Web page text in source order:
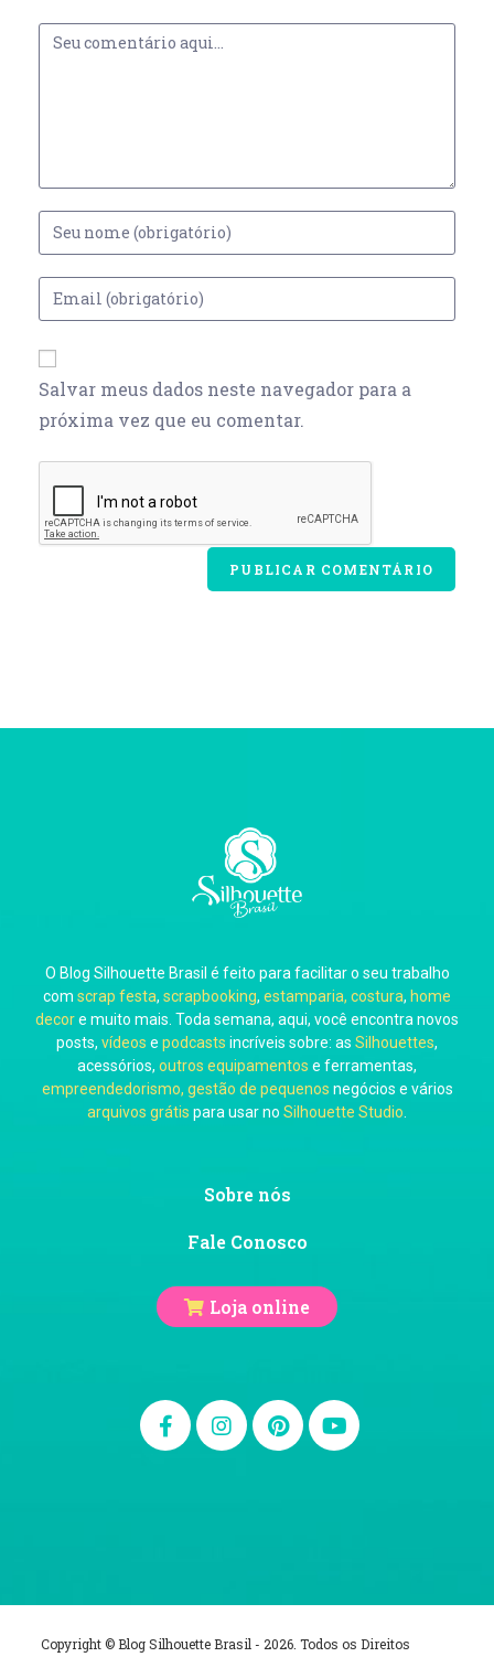
Salvar meus dados neste navegador para a
próxima vez que eu comentar.
O Blog Silhouette Brasil é feito para facilitar o seu trabalho
com scrap festa, scrapbooking, estamparia, costura, home
decore muito mais. Toda semana, aqui, você encontra novos
posts, vídeos e podcasts incríveis sobre: as Silhouettes,
acessórios, outros equipamentos e ferramentas,
empreendedorismo, gestão de pequenos negócios e vários
arquivos grátis para usar no Silhouette Studio
Sobre nós
Fale Conosco
Loja online
Copyright © Blog Silhouette Brasil - 2026. Todos os Direitos